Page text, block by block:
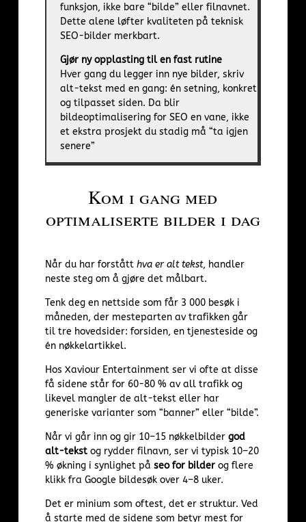
funksjon, ikke bare “bilde” eller filnavnet.
Dette alene løfter kvaliteten på teknisk
SEO-bilder merkbart.
Gjør ny opplasting til en fast rutine
Hver gang du legger inn nye bilder, skriv
alt-tekst med en gang: én setning, konkret
og tilpasset siden. Da blir
bildeoptimalisering for SEO en vane, ikke
et ekstra prosjekt du stadig må “ta igjen
senere”
Kom i gang med
optimaliserte bilder i dag
Når du har forståtthva er alt tekst, handler
neste steg om å gjøre det målbart.
Tenk deg en nettside som får 3 000 besøk i
måneden, der mesteparten av trafikken går
til tre hovedsider: forsiden, en tjenesteside og
én nøkkelartikkel.
HosXaviour Entertainment ser vi ofte at disse
få sidene står for 60-80 % av all trafikk og
likevel mangler de alt-tekst eller har
generiske varianter som “banner” eller “bilde”.
Når vi går inn og gir 10–15 nøkkelbildergod
alt-tekst og rydder filnavn, ser vi typisk 10–20
% økning i synlighet påseo for bilder og flere
klikk fra Google bildesøk over 4–8 uker.
Det er minium som oftest, det er struktur. Ved
å starte med de sidene som betyr mest for